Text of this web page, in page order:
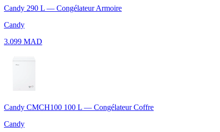
Candy 290 L — Congélateur Armoire
Candy
3.099 MAD
Candy CMCH100 100 L — Congélateur Coffre
Candy